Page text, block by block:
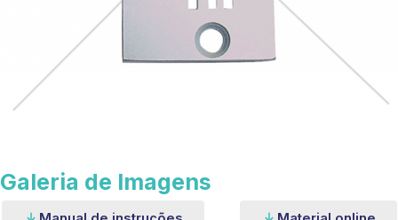
Galeria de Imagens